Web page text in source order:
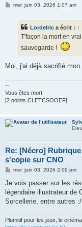
Mmer. juin 03, 2026 1:07 am
Lordelric a écrit : ↑
T'façon la mort en
sauvegarde !
Moi, j'ai déjà sacrifié
--
Vous êtes mort
[2 points CLETCSOOEF]
Re: [Nécro]
s'copie sur CNO
M
s
a
g
mer. juin 03, 2026 2:09 pm
Je vois passer sur les
légendaire illustrateur de
Sorcellerie, entre autres :/
Plumitif pour les jeux, le